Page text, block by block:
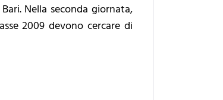
Nella seconda giornata,
2009 devono cercare di